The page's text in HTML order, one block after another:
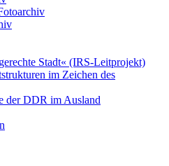
Stadt« (IRS-Leitprojekt)
im Zeichen des
der DDR im Ausland